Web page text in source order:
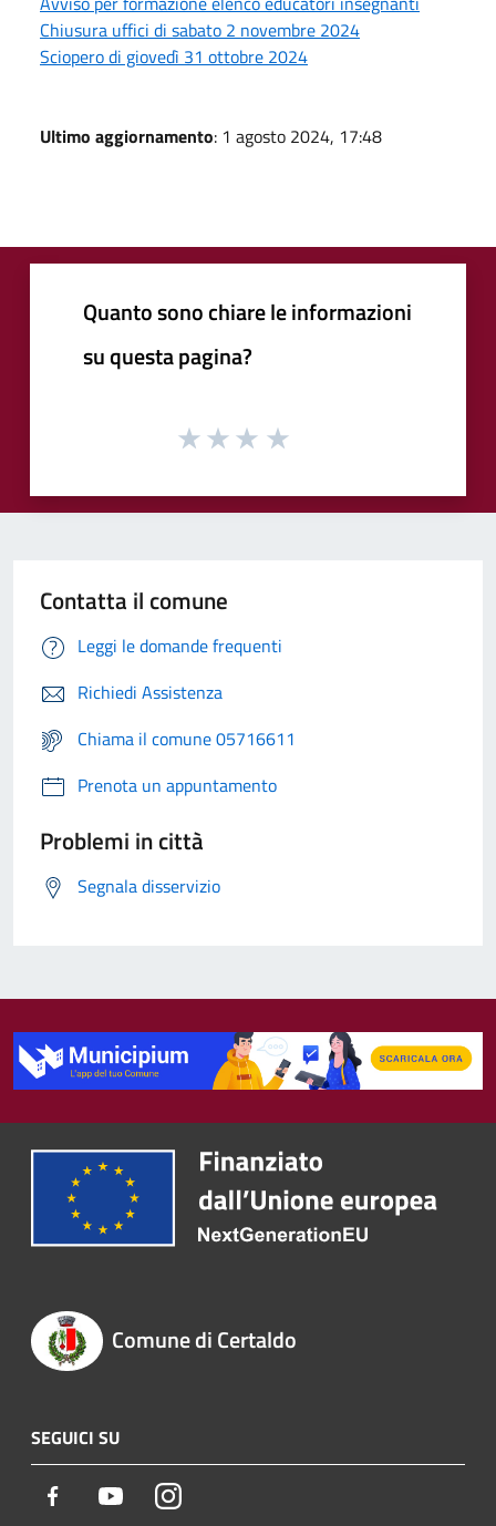
Chiusura uffici di sabato 2 novembre 2024
Sciopero di giovedì 31 ottobre 2024
Ultimo aggiornamento: 1 agosto 2024, 17:48
Quanto sono chiare le informazioni
su questa pagina?
Contatta il comune
Leggi le domande frequenti
Richiedi Assistenza
Chiama il comune 05716611
Prenota un appuntamento
Problemi in città
Segnala disservizio
Comune di Certaldo
SEGUICI SU
Facebook YoutubeInstagram